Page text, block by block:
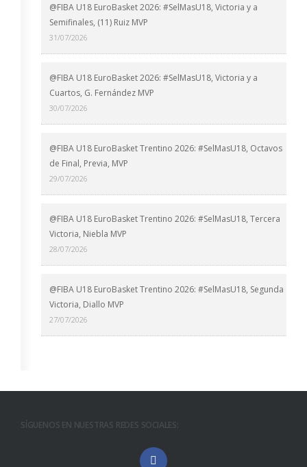
@FIBA U18 EuroBasket 2026: #SelMasU18, Victoria y a
Semifinales, (11) Ruiz MVP
31/07/2026
@FIBA U18 EuroBasket 2026: #SelMasU18, Victoria y a
Cuartos, G. Fernández MVP
30/07/2026
@FIBA U18 EuroBasket Trentino 2026: #SelMasU18, Octavos
de Final, Previa, MVP
29/07/2026
@FIBA U18 EuroBasket Trentino 2026: #SelMasU18, Tercera
Victoria, Niebla MVP
28/07/2026
@FIBA U18 EuroBasket Trentino 2026: #SelMasU18, Segunda
Victoria, Diallo MVP
27/07/2026
SÍGUENOS EN NUESTRAS REDES SOCIALES: